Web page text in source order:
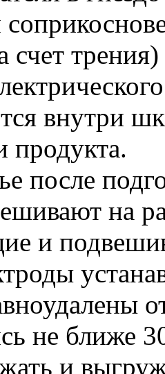
счет
внутри
продукта.
после
на
и
не ближе
и